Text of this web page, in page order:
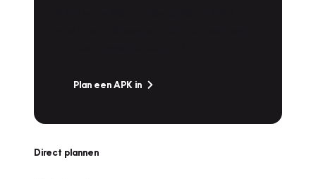
Plan een APK in
Direct plannen